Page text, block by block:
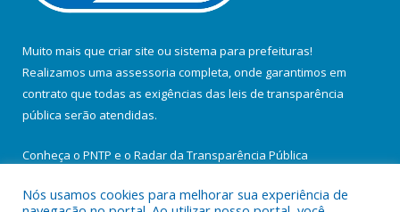
Muito mais que criar site ou sistema para prefeituras!
Realizamos uma assessoria completa, onde garantimos em
contrato que todas as exigências das leis de transparência
pública serão atendidas.
Conheça o PNTP e o Radar da Transparência Pública
Nós usamos cookies para melhorar sua experiência de